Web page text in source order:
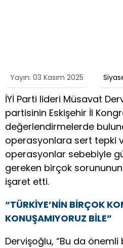
Yayın: 03 Kasım 2025
İYİ Parti lideri Müsavat
partisinin Eskişehir İl
değerlendirmelerde
operasyonlara sert tepki
operasyonlar sebebiyle
gereken birçok
işaret etti.
“TÜRKİYE’NİN BİRÇOK
KONUŞAMIYORUZ BİLE”
Dervişoğlu, “Bu da